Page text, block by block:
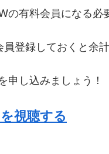
有料会員になる必
登録しておくと余
申し込みましょう！
視聴する